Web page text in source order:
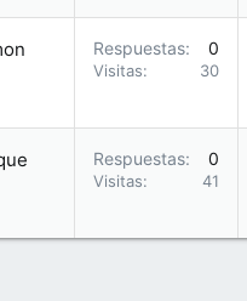
Respuestas 0
Visitas 30
Respuestas 0
Visitas 41